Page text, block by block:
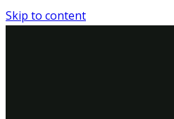
Skip to content